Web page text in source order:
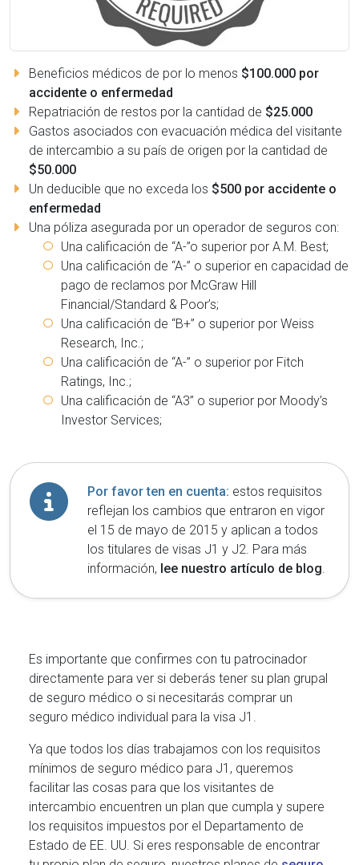
Beneficios médicos de por lo menos $100.000 por
accidente o enfermedad
Repatriación de restos por la cantidad de $25.000
Gastos asociados con evacuación médica del visitante
de intercambio a su país de origen por la cantidad de
$50.000
Un deducible que no exceda los $500 por accidente o
enfermedad
Una póliza asegurada por un operador de seguros con:
Una calificación de ‘‘A-’’o superior por A.M. Best;
Una calificación de ‘‘A-’’ o superior en capacidad de
pago de reclamos por McGraw Hill
Financial/Standard & Poor’s;
Una calificación de ‘‘B+’’ o superior por Weiss
Research, Inc.;
Una calificación de ‘‘A-’’ o superior por Fitch
Ratings, Inc.;
Una calificación de ‘‘A3’’ o superior por Moody’s
Investor Services;
Por favor ten en cuenta: estos requisitos
reflejan los cambios que entraron en vigor
el 15 de mayo de 2015 y aplican a todos
los titulares de visas J1 y J2. Para más
información, lee nuestro artículo de blog
Es importante que confirmes con tu patrocinador
directamente para ver si deberás tener su plan grupal
de seguro médico o si necesitarás comprar un
seguro médico individual para la visa J1.
Ya que todos los días trabajamos con los requisitos
mínimos de seguro médico para J1, queremos
facilitar las cosas para que los visitantes de
intercambio encuentren un plan que cumpla y supere
los requisitos impuestos por el Departamento de
Estado de EE. UU. Si eres responsable de encontrar